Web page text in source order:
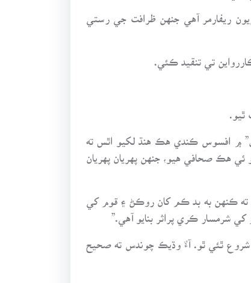
ريفارمر آهي جنهن ظرافت جي رستي
تي تنقيد ڪئي.
ٿيو.
۾ افسوس ڪندي هڪ هنڌ لکيو اٿس ته
هڪ صحافي هيو، جنهن پهريان پهريان
ته ڪنهن به بد ڪم کان روڪڻ ۽ قوم کي
شرمسار ڪري پراثر بنايو آهي.”
شروع ٿئي ٿو. آءٌ وڌيڪ چوندس ته صحيح